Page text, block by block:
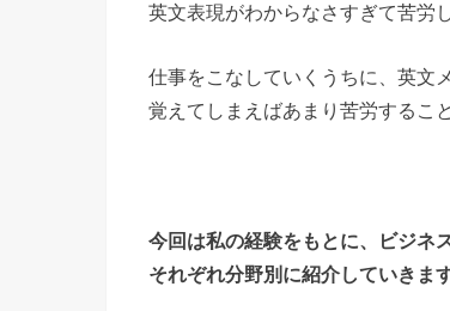
英文表現がわからなさすぎて苦労
仕事をこなしていくうちに、英文
覚えてしまえばあまり苦労するこ
今回は私の経験をもとに、ビジネ
それぞれ分野別に紹介していきます